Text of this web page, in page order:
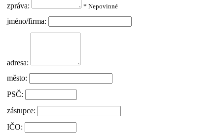
zpráva: * Nepovinné
jméno/firma:
adresa:
město:
PSČ:
zástupce:
IČO: